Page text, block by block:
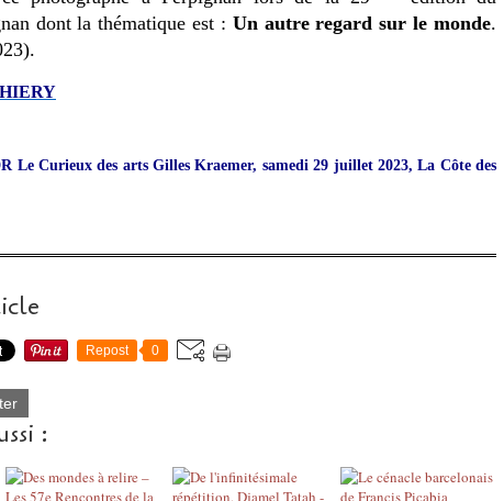
dont la thématique est : Un autre regard sur le monde.
Le Curieux des arts Gilles Kraemer, samedi 29 juillet 2023, La Côte des
Repost 0
: